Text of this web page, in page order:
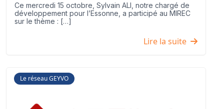
Ce mercredi 15 octobre, Sylvain ALI, notre chargé de
développement pour l’Essonne, a participé au MIREC
sur le thème : […]
Lire la suite
Le réseau GEYVO